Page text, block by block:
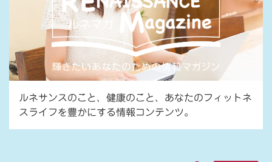
ルネサンスのこと、健康のこと、あなたのフィットネ
スライフを豊かにする情報コンテンツ。